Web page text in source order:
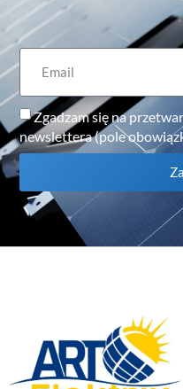
Zgadzam się na
newslettera (pole